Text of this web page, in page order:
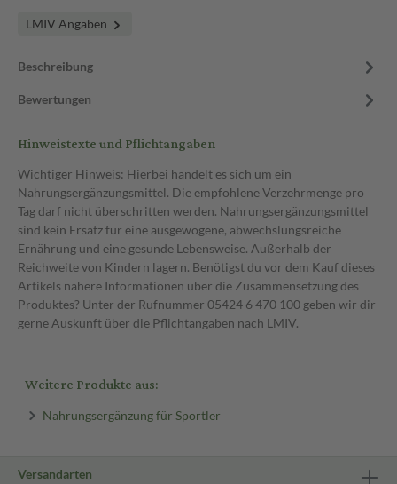
LMIV Angaben
Beschreibung
Bewertungen
Hinweistexte und Pflichtangaben
Wichtiger Hinweis: Hierbei handelt es sich um ein
Nahrungsergänzungsmittel. Die empfohlene Verzehrmenge pro
Tag darf nicht überschritten werden. Nahrungsergänzungsmittel
sind kein Ersatz für eine ausgewogene, abwechslungsreiche
Ernährung und eine gesunde Lebensweise. Außerhalb der
Reichweite von Kindern lagern. Benötigst du vor dem Kauf dieses
Artikels nähere Informationen über die Zusammensetzung des
Produktes? Unter der Rufnummer 05424 6 470 100 geben wir dir
gerne Auskunft über die Pflichtangaben nach LMIV.
Weitere Produkte aus:
Nahrungsergänzung für Sportler
Versandarten